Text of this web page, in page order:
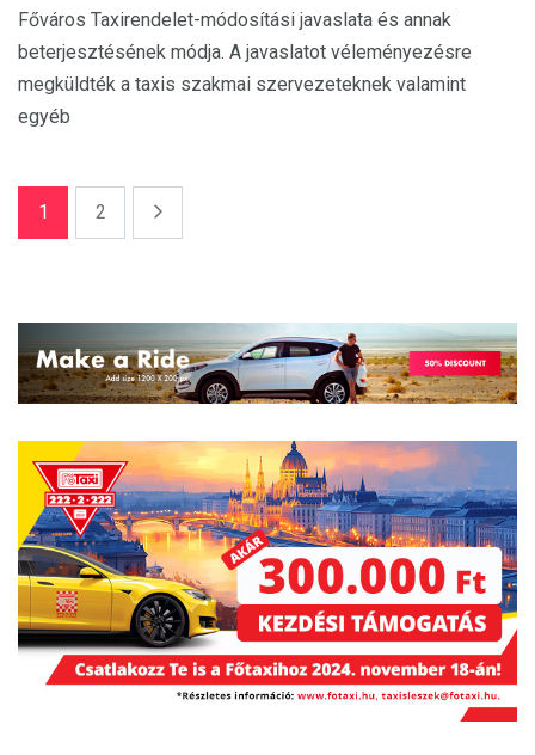
Főváros Taxirendelet-módosítási javaslata és annak
beterjesztésének módja. A javaslatot véleményezésre
megküldték a taxis szakmai szervezeteknek valamint
egyéb
1 2